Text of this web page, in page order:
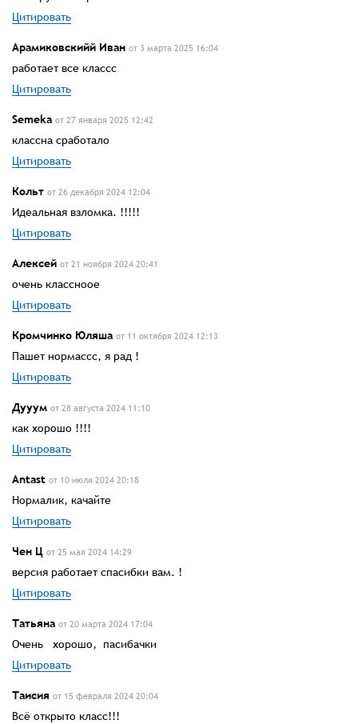
Цитировать
Арамиковскийй Иван от 3 марта 2025 16:04
работает все классс
Цитировать
Semeka от 27 января 2025 12:42
классна сработало
Цитировать
Кольт от 26 декабря 2024 12:04
Идеальная взломка. !!!!!
Цитировать
Алексей от 21 ноября 2024 20:41
очень классноое
Цитировать
Кромчинко Юляша от 11 октября 2024 12:13
Пашет нормассс, я рад !
Цитировать
Дууум от 28 августа 2024 11:10
как хорошо !!!!
Цитировать
Antast от 10 июля 2024 20:18
Нормалик, качайте
Цитировать
Чен Ц от 25 мая 2024 14:29
версия работает спасибки вам. !
Цитировать
Татьяна от 20 марта 2024 17:04
Очень хорошо, пасибачки
Цитировать
Таисия от 15 февраля 2024 20:04
Всё открыто класс!!!